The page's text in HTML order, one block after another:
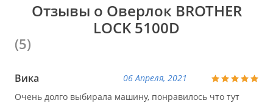
Отзывы о Оверлок BROTHER
LOCK 5100D
(5)
Вика
06 Апреля, 2021
Очень долго выбирала машину, понравилось что тут